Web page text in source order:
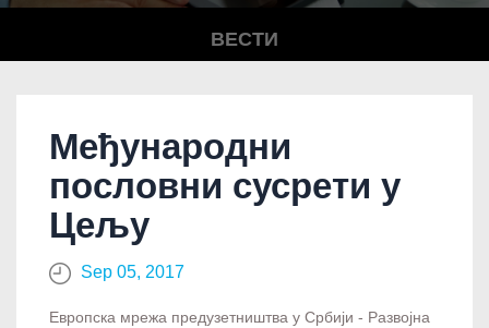
ВЕСТИ
Међународни
пословни сусрети у
Цељу
Sep 05, 2017
Европска мрежа предузетништва у Србији - Развојна